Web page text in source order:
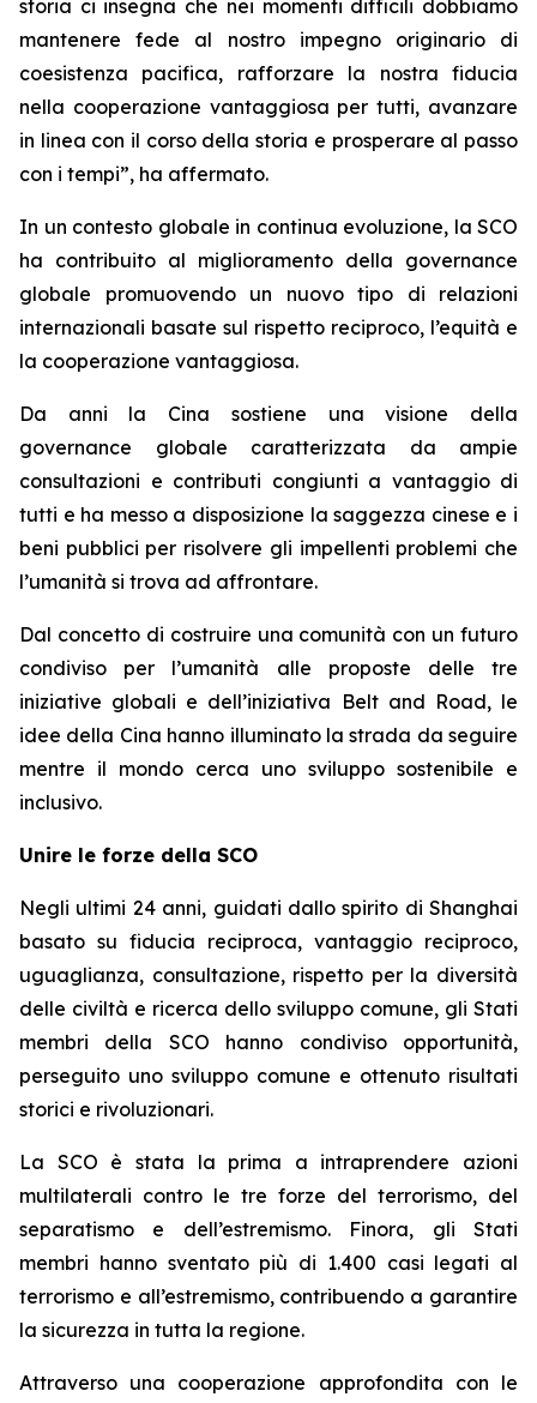
storia ci insegna che nei momenti difficili dobbiamo
mantenere fede al nostro impegno originario di
coesistenza pacifica, rafforzare la nostra fiducia
nella cooperazione vantaggiosa per tutti, avanzare
in linea con il corso della storia e prosperare al passo
con i tempi”, ha affermato.
In un contesto globale in continua evoluzione, la SCO
ha contribuito al miglioramento della governance
globale promuovendo un nuovo tipo di relazioni
internazionali basate sul rispetto reciproco, l’equità e
la cooperazione vantaggiosa.
Da anni la Cina sostiene una visione della
governance globale caratterizzata da ampie
consultazioni e contributi congiunti a vantaggio di
tutti e ha messo a disposizione la saggezza cinese e i
beni pubblici per risolvere gli impellenti problemi che
l’umanità si trova ad affrontare.
Dal concetto di costruire una comunità con un futuro
condiviso per l’umanità alle proposte delle tre
iniziative globali e dell’iniziativa Belt and Road, le
idee della Cina hanno illuminato la strada da seguire
mentre il mondo cerca uno sviluppo sostenibile e
inclusivo.
Unire le forze della SCO
Negli ultimi 24 anni, guidati dallo spirito di Shanghai
basato su fiducia reciproca, vantaggio reciproco,
uguaglianza, consultazione, rispetto per la diversità
delle civiltà e ricerca dello sviluppo comune, gli Stati
membri della SCO hanno condiviso opportunità,
perseguito uno sviluppo comune e ottenuto risultati
storici e rivoluzionari.
La SCO è stata la prima a intraprendere azioni
multilaterali contro le tre forze del terrorismo, del
separatismo e dell’estremismo. Finora, gli Stati
membri hanno sventato più di 1.400 casi legati al
terrorismo e all’estremismo, contribuendo a garantire
la sicurezza in tutta la regione.
Attraverso una cooperazione approfondita con le